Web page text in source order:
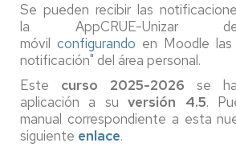
Se pueden recibir las
la AppCRUE-Unizar
móvil configurando en Moodle las
notificación" del área personal.
Este curso 2025-2026 se
aplicación a su versión 4.5.
manual correspondiente a esta
siguiente enlace.